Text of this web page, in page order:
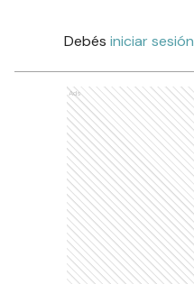
Debés iniciar sesión
Ads